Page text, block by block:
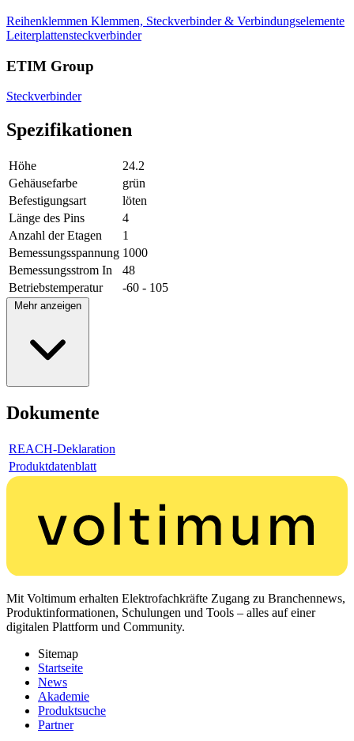
Reihenklemmen Klemmen, Steckverbinder & Verbindungselemente
Leiterplattensteckverbinder
ETIM Group
Steckverbinder
Spezifikationen
Höhe
24.2
Gehäusefarbe
grün
Befestigungsart
löten
Länge des Pins
4
Anzahl der Etagen
1
Bemessungsspannung 1000
Bemessungsstrom In
48
Betriebstemperatur
-60 - 105
Mehr anzeigen
Dokumente
REACH-Deklaration
Produktdatenblatt
Mit Voltimum erhalten Elektrofachkräfte Zugang zu Branchennews,
Produktinformationen, Schulungen und Tools – alles auf einer
digitalen Plattform und Community.
Sitemap
Startseite
News
Akademie
Produktsuche
Partner